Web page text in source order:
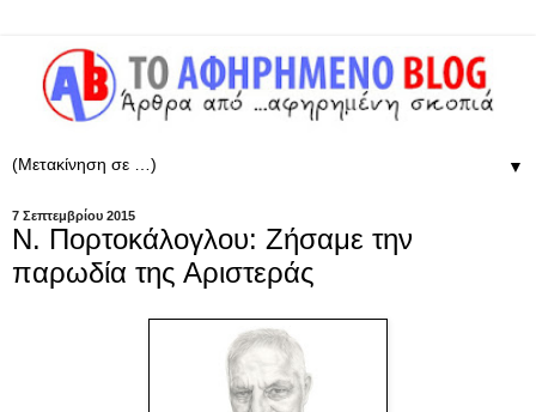
▼
7 Σεπτεμβρίου 2015
Ν. Πορτοκάλογλου: Ζήσαμε την
παρωδία της Αριστεράς